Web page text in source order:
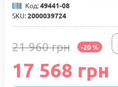
Код:49441-08
SKU:2000039724
21 960 грн -20 %
17 568 грн